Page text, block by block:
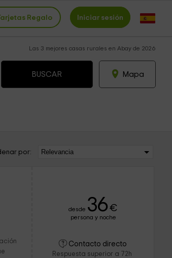
Regalo Iniciar sesión
Las 3 mejores casas rurales en Abay de 2026
Mapa
por:
desde 36 €
persona y noche
Contacto directo
Respuesta superior a 72h